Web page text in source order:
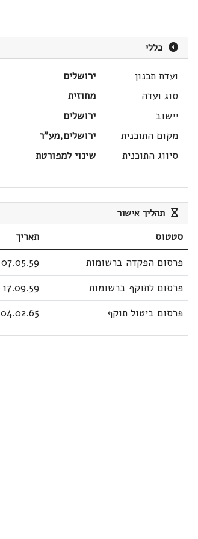
כללי
ועדת תכנון
ירושלים
סוג ועדה
מחוזית
יישוב
ירושלים
מקום התוכנית
ירושלים,מע"ר
סיווג התוכנית
שינוי למפורטת
תהליך אישור
סטטוס תאריך
פרסום הפקדה ברשומות
07.05.59
פרסום לתוקף ברשומות
17.09.59
פרסום ביטול תוקף
04.02.65